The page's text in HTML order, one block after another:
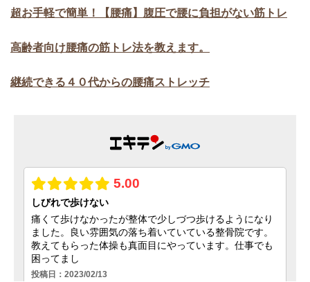
超お手軽で簡単！【腰痛】腹圧で腰に負担がない筋トレ
高齢者向け腰痛の筋トレ法を教えます。
継続できる４０代からの腰痛ストレッチ